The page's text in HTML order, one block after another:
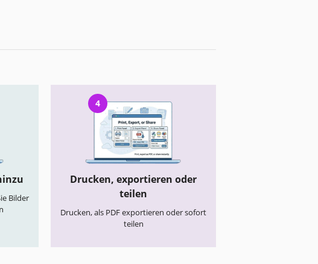
Bilder
4
Drucken, exportieren oder
teilen
Drucken, als PDF exportieren oder sofort
teilen